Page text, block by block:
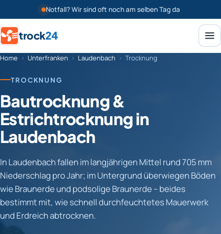
Notfall? Wir sind oft noch am selben Tag da
trock24
Home › Unterfranken › Laudenbach › Trocknung
TROCKNUNG
Bautrocknung &
Estrichtrocknung in
Laudenbach
In Laudenbach fallen im langjährigen Mittel rund 705 mm
Niederschlag pro Jahr; im Untergrund überwiegen Böden
wie Braunerde und podsolige Braunerde – beides
bestimmt mit, wie schnell durchfeuchtetes Mauerwerk
und Erdreich abtrocknen.